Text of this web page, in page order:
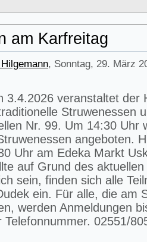
am Karfreitag
, Sonntag, 29. März
3.4.2026 veranstaltet der
Struwenessen
Nr. 99. Um 14:30 Uhr
angeboten.
Uhr am Edeka Markt
auf Grund des
sein, finden sich alle
ein. Für alle, die am
werden Anmeldungen
02551/